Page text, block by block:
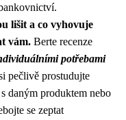
lišit a co vyhovuje
vám. Berte recenze
potřebami
pečlivě prostudujte
daným produktem nebo
se zeptat